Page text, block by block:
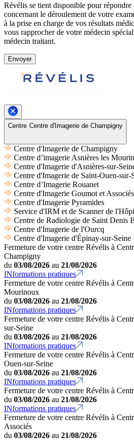
Révélis se tient disponible pour répondre
concernant le déroulement de votre
à la prise en charge de vos résultats
vous rapprocher de votre médecin
médecin traitant.
Envoyer
Centre Centre d'Imagerie de Champigny
Centre d'Imagerie de Champigny
Centre d’imagerie Asnières les
Centre d'Imagerie d'Asnières-sur-
Centre d'Imagerie de Saint-Ouen-sur-
Centre d’Imagerie Rouanet
Centre d'Imagerie Goumot et Associés
Centre d'Imagerie Pyramides
Service d'IRM et de Scanner de
Centre de Radiologie de Saint Denis
Centre d'Imagerie de l'Ourcq
Centre d'Imagerie d'Épinay-sur-Seine
Fermeture de votre centre Révélis à
Champigny
du 03/08/2026 au 21/08/2026
INformations pratiques
Fermeture de votre centre Révélis à
Mourinoux
du 03/08/2026 au 21/08/2026
INformations pratiques
Fermeture de votre centre Révélis à
sur-Seine
du 03/08/2026 au 21/08/2026
INformations pratiques
Fermeture de votre centre Révélis à
Ouen-sur-Seine
du 03/08/2026 au 21/08/2026
INformations pratiques
Fermeture de votre centre Révélis à
du 03/08/2026 au 21/08/2026
INformations pratiques
Fermeture de votre centre Révélis à
Associés
du 03/08/2026 au 21/08/2026